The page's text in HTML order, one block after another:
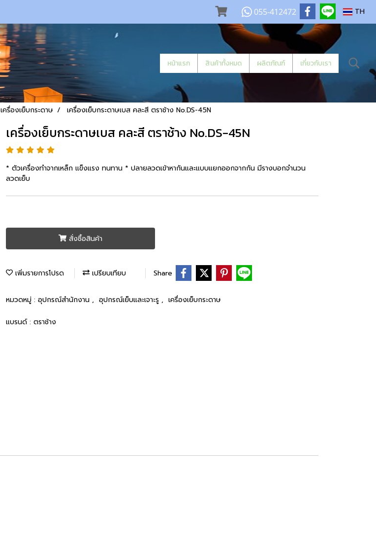
055-412472 TH
หน้าแรก สินค้าทั้งหมด ผลิตภัณฑ์ เกี่ยวกับเรา
เครื่องเย็บกระดาษ เครื่องเย็บกระดาษเบส คละสี ตราช้าง No.DS-45N
เครื่องเย็บกระดาษเบส คละสี ตราช้าง No.DS-45N
* ตัวเครื่องทำจากเหล็ก แข็งแรง ทนทาน * ปลายลวดเข้าหากันและแบบแยกออกจากกัน มีรางบอกจำนวน
ลวดเย็บ
สั่งซื้อสินค้า
เพิ่มรายการโปรด เปรียบเทียบ Share
หมวดหมู่ : อุปกรณ์สำนักงาน , อุปกรณ์เย็บและเจาะรู , เครื่องเย็บกระดาษ
แบรนด์ : ตราช้าง